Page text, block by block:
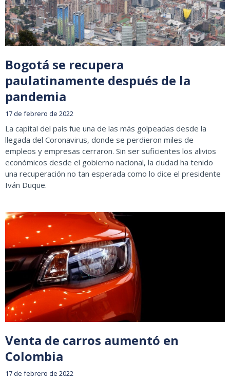
Bogotá se recupera
paulatinamente después de la
pandemia
17 de febrero de 2022
La capital del país fue una de las más golpeadas desde la
llegada del Coronavirus, donde se perdieron miles de
empleos y empresas cerraron. Sin ser suficientes los alivios
económicos desde el gobierno nacional, la ciudad ha tenido
una recuperación no tan esperada como lo dice el presidente
Iván Duque.
Venta de carros aumentó en
Colombia
17 de febrero de 2022